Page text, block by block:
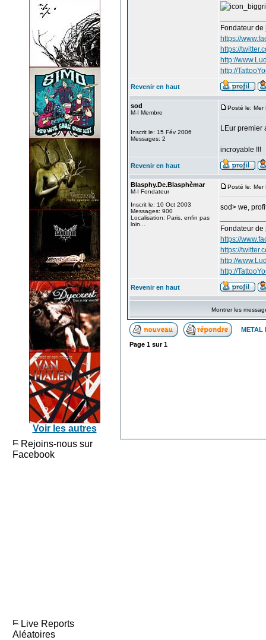
Voir les autres
Rejoins-nous sur
Facebook
Live Reports
Aléatoires
Fondateur de
https://
https://
http://
http://
Revenir en haut
sod
M-I Membre
Inscrit le: 15 Fév 2006
Messages: 2
Posté le: Mer
LEur premier
incroyable !!!
Revenir en haut
Blasphy.De.Blasphèmar
M-I Fondateur
Inscrit le: 10 Oct 2003
Messages: 900
Localisation: Paris, enfin pas
loin...
Posté le: Mer
sod> we,
Fondateur de
https://
https://
http://
http://
Revenir en haut
Montrer les
METAL
Page 1 sur1